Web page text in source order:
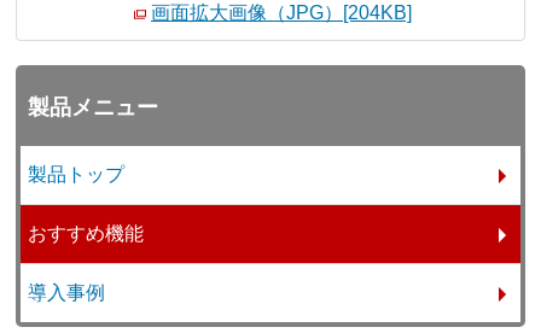
画面拡大画像（JPG）[204KB]
製品メニュー
製品トップ
おすすめ機能
導入事例